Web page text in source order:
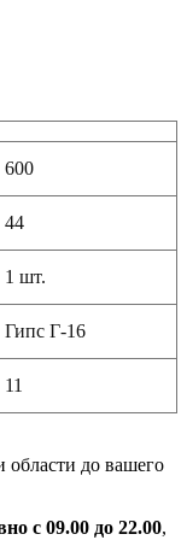
600
44
1 шт.
Гипс Г-16
11
области до вашего
с 09.00 до 22.00,